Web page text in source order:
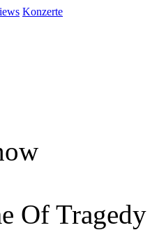
Konzerte
Of Tragedy